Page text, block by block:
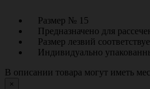
Размер № 15
Предназначено для
Размер лезвий
Индивидуально
В описании товара могут иметь
×